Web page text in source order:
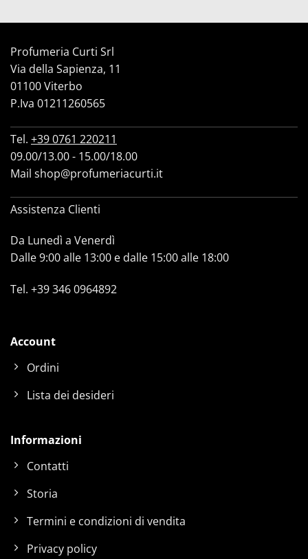
Profumeria Curti Srl
Via della Sapienza, 11
01100 Viterbo
P.Iva 01211260565
Tel. +39 0761 220211
09.00/13.00 - 15.00/18.00
Mail shop@profumeriacurti.it
Assistenza Clienti
Da Lunedì a Venerdì
Dalle 9:00 alle 13:00 e dalle 15:00 alle 18:00
Tel. +39 346 0964892
Account
Ordini
Lista dei desideri
Informazioni
Contatti
Storia
Termini e condizioni di vendita
Privacy policy